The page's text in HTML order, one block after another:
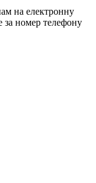
на електронну
за номер телефону